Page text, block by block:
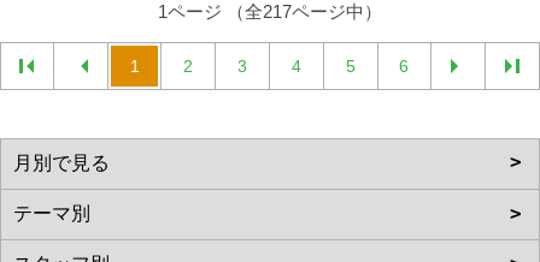
1ページ （全217ページ中）
1 2 3 4 5 6